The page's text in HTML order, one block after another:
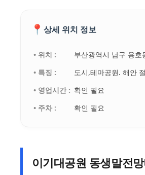
📍 상세 위치 정보
• 위치 : 부산광역시 남구 용호
• 특징 :
도시,테마공원. 해안
• 영업시간 : 확인 필요
• 주차 :
확인 필요
이기대공원 동생말전